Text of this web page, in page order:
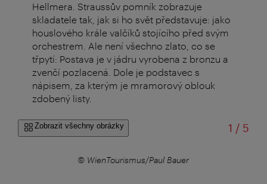
Hellmera. Straussův pomník zobrazuje
skladatele tak, jak si ho svět představuje: jako
houslového krále valčíků stojícího před svým
orchestrem. Ale není všechno zlato, co se
třpytí: Postava je v jádru vyrobena z bronzu a
zvenčí pozlacená. Dole je podstavec s
nápisem, za kterým je mramorový oblouk
zdobený listy.
Zobrazit všechny obrázky 1 /z5
© WienTourismus/Paul Bauer